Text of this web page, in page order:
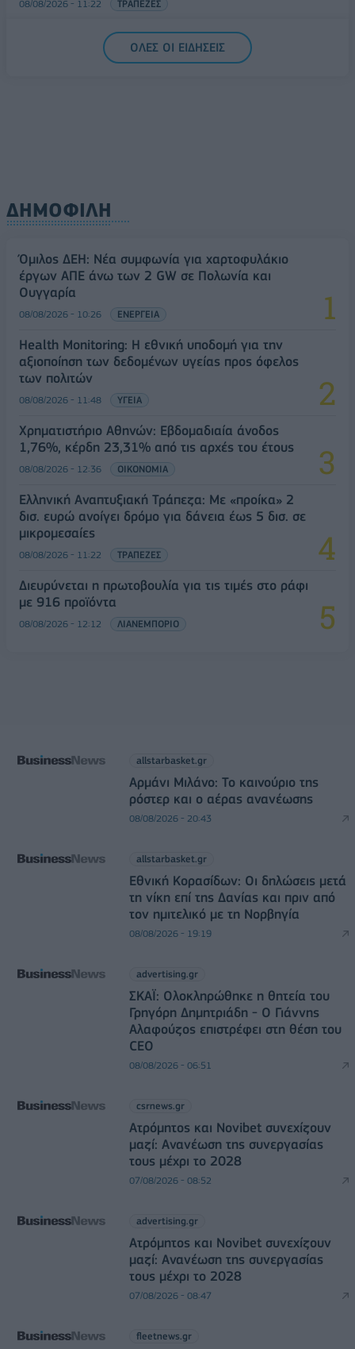
08/08/2026 - 11:22 ΤΡΑΠΕΖΕΣ
5G παντού, 6G στον ορίζοντα: Πού βρίσκεται η
Ελλάδα στη μεγάλη τεχνολογική μετάβαση
ΟΛΕΣ ΟΙ ΕΙΔΗΣΕΙΣ
ΔΗΜΟΦΙΛΗ
Όμιλος ΔΕΗ: Νέα συμφωνία για χαρτοφυλάκιο
έργων ΑΠΕ άνω των 2 GW σε Πολωνία και
Ουγγαρία
08/08/2026 - 10:26 ΕΝΕΡΓΕΙΑ
Health Monitoring: Η εθνική υποδομή για την
αξιοποίηση των δεδομένων υγείας προς όφελος
των πολιτών
08/08/2026 - 11:48 ΥΓΕΙΑ
Χρηματιστήριο Αθηνών: Εβδομαδιαία άνοδος
1,76%, κέρδη 23,31% από τις αρχές του έτους
08/08/2026 - 12:36 ΟΙΚΟΝΟΜΙΑ
Ελληνική Αναπτυξιακή Τράπεζα: Με «προίκα» 2
δισ. ευρώ ανοίγει δρόμο για δάνεια έως 5 δισ. σε
μικρομεσαίες
08/08/2026 - 11:22 ΤΡΑΠΕΖΕΣ
Διευρύνεται η πρωτοβουλία για τις τιμές στο ράφι
με 916 προϊόντα
08/08/2026 - 12:12 ΛΙΑΝΕΜΠΟΡΙΟ
allstarbasket.gr
Αρμάνι Μιλάνο: Το καινούριο της
ρόστερ και ο αέρας ανανέωσης
08/08/2026 - 20:43
allstarbasket.gr
Εθνική Κορασίδων: Οι δηλώσεις μετά
τη νίκη επί της Δανίας και πριν από
τον ημιτελικό με τη Νορβηγία
08/08/2026 - 19:19
advertising.gr
ΣΚΑΪ: Ολοκληρώθηκε η θητεία του
Γρηγόρη Δημητριάδη - Ο Γιάννης
Αλαφούζος επιστρέφει στη θέση του
CEO
08/08/2026 - 06:51
csrnews.gr
Ατρόμητος και Novibet συνεχίζουν
μαζί: Ανανέωση της συνεργασίας
τους μέχρι το 2028
07/08/2026 - 08:52
advertising.gr
Ατρόμητος και Novibet συνεχίζουν
μαζί: Ανανέωση της συνεργασίας
τους μέχρι το 2028
07/08/2026 - 08:47
fleetnews.gr